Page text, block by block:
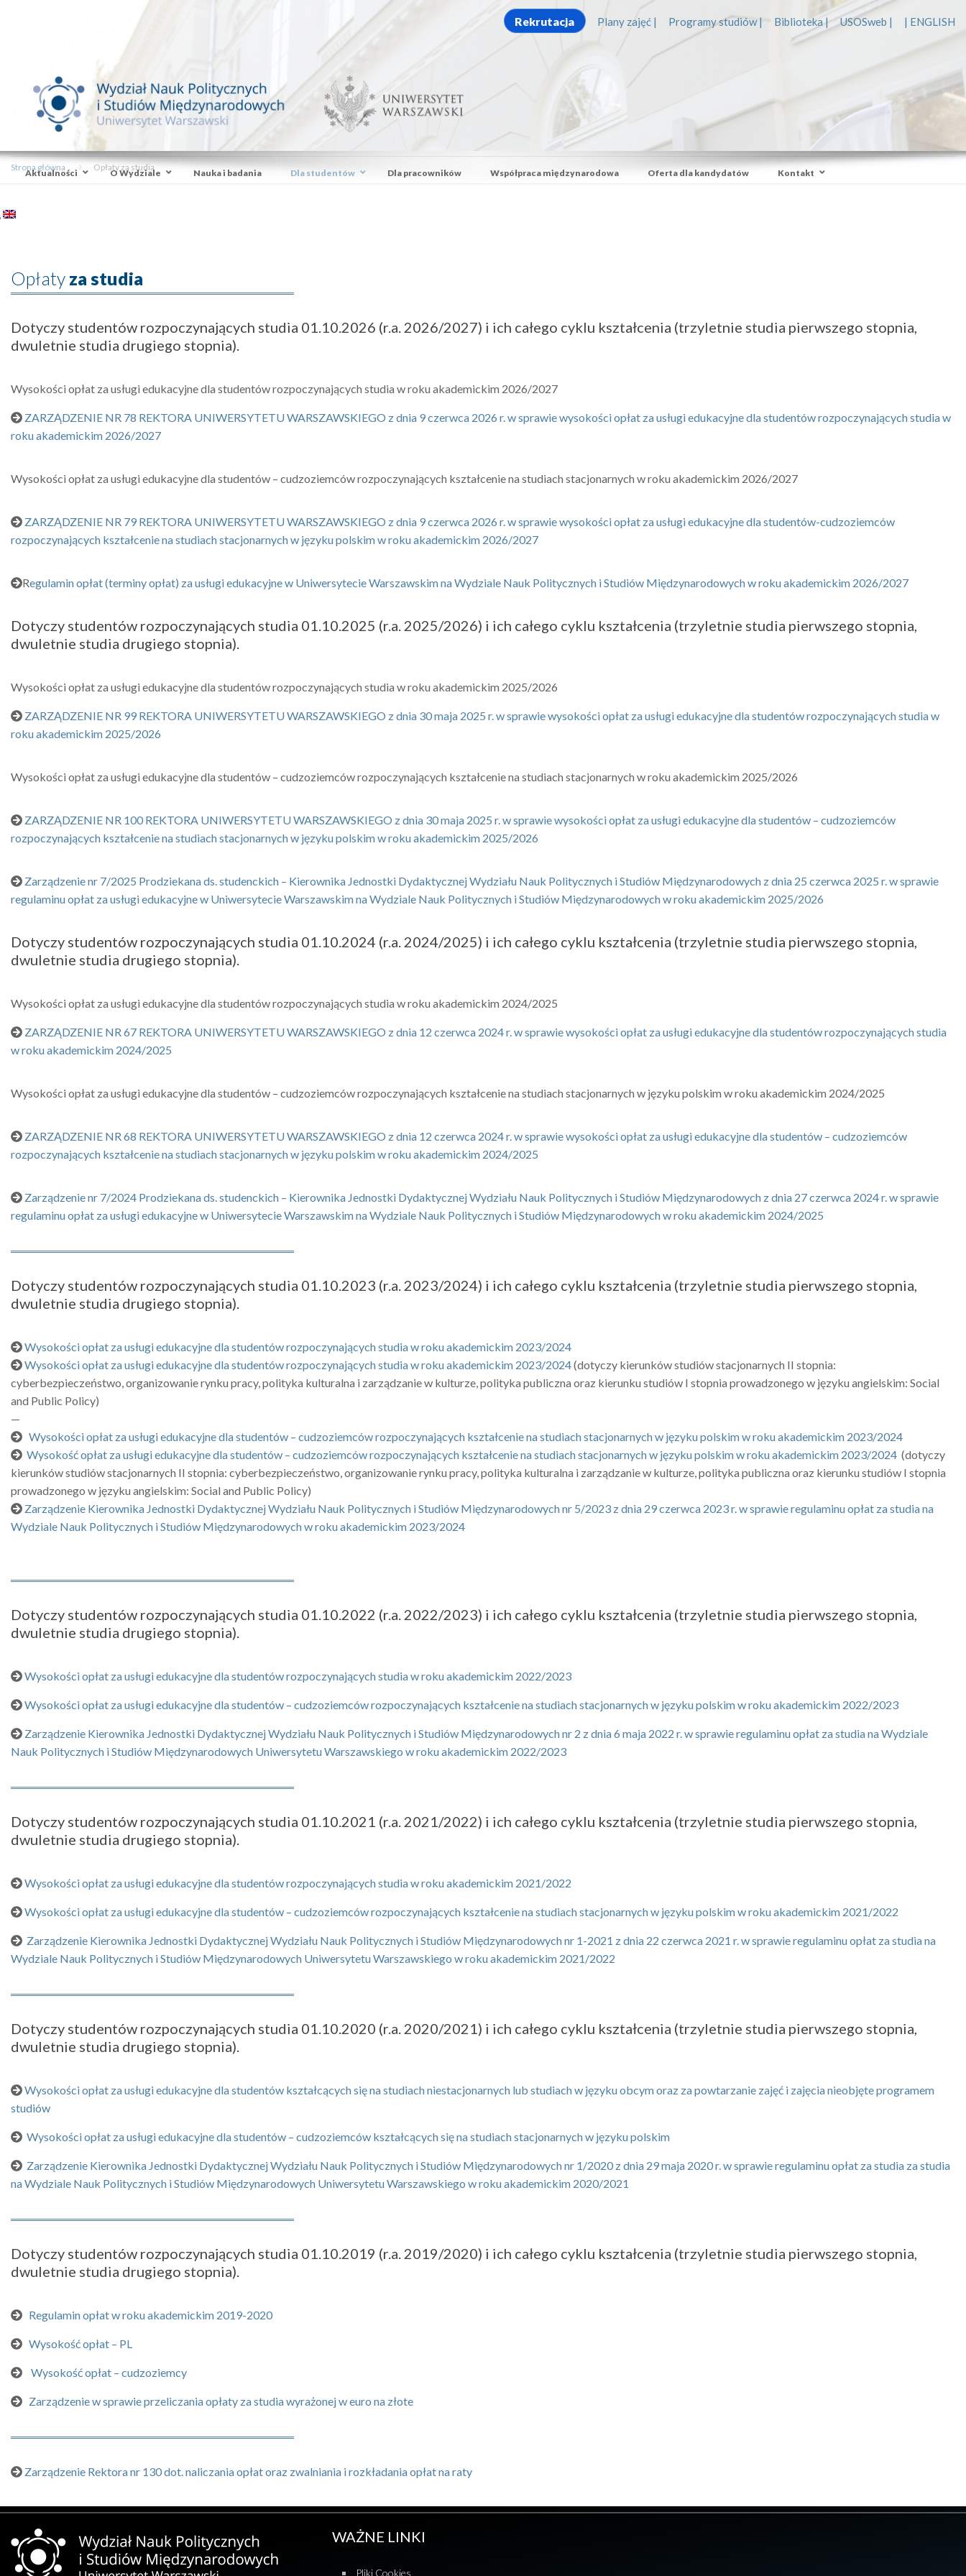
Rekrutacja Plany zajęć | Programy studiów | Biblioteka | USOSweb | | ENGLISH
Aktualności O Wydziale Nauka i badania Dla studentów Dla pracowników Współpraca międzynarodowa Oferta dla kandydatów Kontakt
Strona główna Opłaty za studia
Opłaty za studia
Dotyczy studentów rozpoczynających studia 01.10.2026 (r.a. 2026/2027) i ich całego cyklu kształcenia (trzyletnie studia pierwszego stopnia,
dwuletnie studia drugiego stopnia).
Wysokości opłat za usługi edukacyjne dla studentów rozpoczynających studia w roku akademickim 2026/2027
ZARZĄDZENIE NR 78 REKTORA UNIWERSYTETU WARSZAWSKIEGO z dnia 9 czerwca 2026 r. w sprawie wysokości opłat za usługi edukacyjne dla studentów rozpoczynających studia w
roku akademickim 2026/2027
Wysokości opłat za usługi edukacyjne dla studentów – cudzoziemców rozpoczynających kształcenie na studiach stacjonarnych w roku akademickim 2026/2027
ZARZĄDZENIE NR 79 REKTORA UNIWERSYTETU WARSZAWSKIEGO z dnia 9 czerwca 2026 r. w sprawie wysokości opłat za usługi edukacyjne dla studentów-cudzoziemców
rozpoczynających kształcenie na studiach stacjonarnych w języku polskim w roku akademickim 2026/2027
Regulamin opłat (terminy opłat) za usługi edukacyjne w Uniwersytecie Warszawskim na Wydziale Nauk Politycznych i Studiów Międzynarodowych w roku akademickim 2026/2027
Dotyczy studentów rozpoczynających studia 01.10.2025 (r.a. 2025/2026) i ich całego cyklu kształcenia (trzyletnie studia pierwszego stopnia,
dwuletnie studia drugiego stopnia).
Wysokości opłat za usługi edukacyjne dla studentów rozpoczynających studia w roku akademickim 2025/2026
ZARZĄDZENIE NR 99 REKTORA UNIWERSYTETU WARSZAWSKIEGO z dnia 30 maja 2025 r. w sprawie wysokości opłat za usługi edukacyjne dla studentów rozpoczynających studia w
roku akademickim 2025/2026
Wysokości opłat za usługi edukacyjne dla studentów – cudzoziemców rozpoczynających kształcenie na studiach stacjonarnych w roku akademickim 2025/2026
ZARZĄDZENIE NR 100 REKTORA UNIWERSYTETU WARSZAWSKIEGO z dnia 30 maja 2025 r. w sprawie wysokości opłat za usługi edukacyjne dla studentów – cudzoziemców
rozpoczynających kształcenie na studiach stacjonarnych w języku polskim w roku akademickim 2025/2026
Zarządzenie nr 7/2025 Prodziekana ds. studenckich – Kierownika Jednostki Dydaktycznej Wydziału Nauk Politycznych i Studiów Międzynarodowych z dnia 25 czerwca 2025 r. w sprawie
regulaminu opłat za usługi edukacyjne w Uniwersytecie Warszawskim na Wydziale Nauk Politycznych i Studiów Międzynarodowych w roku akademickim 2025/2026
Dotyczy studentów rozpoczynających studia 01.10.2024 (r.a. 2024/2025) i ich całego cyklu kształcenia (trzyletnie studia pierwszego stopnia,
dwuletnie studia drugiego stopnia).
Wysokości opłat za usługi edukacyjne dla studentów rozpoczynających studia w roku akademickim 2024/2025
ZARZĄDZENIE NR 67 REKTORA UNIWERSYTETU WARSZAWSKIEGO z dnia 12 czerwca 2024 r. w sprawie wysokości opłat za usługi edukacyjne dla studentów rozpoczynających studia
w roku akademickim 2024/2025
Wysokości opłat za usługi edukacyjne dla studentów – cudzoziemców rozpoczynających kształcenie na studiach stacjonarnych w języku polskim w roku akademickim 2024/2025
ZARZĄDZENIE NR 68 REKTORA UNIWERSYTETU WARSZAWSKIEGO z dnia 12 czerwca 2024 r. w sprawie wysokości opłat za usługi edukacyjne dla studentów – cudzoziemców
rozpoczynających kształcenie na studiach stacjonarnych w języku polskim w roku akademickim 2024/2025
Zarządzenie nr 7/2024 Prodziekana ds. studenckich – Kierownika Jednostki Dydaktycznej Wydziału Nauk Politycznych i Studiów Międzynarodowych z dnia 27 czerwca 2024 r. w sprawie
regulaminu opłat za usługi edukacyjne w Uniwersytecie Warszawskim na Wydziale Nauk Politycznych i Studiów Międzynarodowych w roku akademickim 2024/2025
Dotyczy studentów rozpoczynających studia 01.10.2023 (r.a. 2023/2024) i ich całego cyklu kształcenia (trzyletnie studia pierwszego stopnia,
dwuletnie studia drugiego stopnia).
Wysokości opłat za usługi edukacyjne dla studentów rozpoczynających studia w roku akademickim 2023/2024
Wysokości opłat za usługi edukacyjne dla studentów rozpoczynających studia w roku akademickim 2023/2024(dotyczy kierunków studiówstacjonarnych II stopnia:
cyberbezpieczeństwo,organizowanie rynku pracy,polityka kulturalna i zarządzanie w kulturze, polityka publiczna oraz kierunkustudiów I stopnia prowadzonego w językuangielskim: Social
and Public Policy)
—
Wysokości opłat za usługi edukacyjne dla studentów – cudzoziemców rozpoczynających kształcenie na studiach stacjonarnych w języku polskim w roku akademickim 2023/2024
Wysokość opłat za usługi edukacyjne dla studentów – cudzoziemców rozpoczynających kształcenie na studiach stacjonarnych w języku polskim w roku akademickim 2023/2024 (dotyczy
kierunków studiówstacjonarnych II stopnia: cyberbezpieczeństwo,organizowanie rynku pracy,polityka kulturalna i zarządzanie w kulturze, polityka publiczna oraz kierunkustudiów I stopnia
prowadzonego w językuangielskim: Social and Public Policy)
Zarządzenie Kierownika Jednostki Dydaktycznej Wydziału Nauk Politycznych i Studiów Międzynarodowych nr 5/2023 z dnia 29 czerwca 2023 r. w sprawie regulaminu opłat za studia na
Wydziale Nauk Politycznych i Studiów Międzynarodowych w roku akademickim 2023/2024
Dotyczy studentów rozpoczynających studia 01.10.2022 (r.a. 2022/2023) i ich całego cyklu kształcenia (trzyletnie studia pierwszego stopnia,
dwuletnie studia drugiego stopnia).
Wysokości opłat za usługi edukacyjne dla studentów rozpoczynających studia w roku akademickim 2022/2023
Wysokości opłat za usługi edukacyjne dla studentów – cudzoziemców rozpoczynających kształcenie na studiach stacjonarnych w języku polskim w roku akademickim 2022/2023
Zarządzenie Kierownika Jednostki Dydaktycznej Wydziału Nauk Politycznych i Studiów Międzynarodowych nr 2 z dnia 6 maja 2022 r. w sprawie regulaminu opłat za studia na Wydziale
Nauk Politycznych i Studiów Międzynarodowych Uniwersytetu Warszawskiego w roku akademickim 2022/2023
Dotyczy studentów rozpoczynających studia 01.10.2021 (r.a. 2021/2022) i ich całego cyklu kształcenia (trzyletnie studia pierwszego stopnia,
dwuletnie studia drugiego stopnia).
Wysokości opłat za usługi edukacyjne dla studentów rozpoczynających studia w roku akademickim 2021/2022
Wysokości opłat za usługi edukacyjne dla studentów – cudzoziemców rozpoczynających kształcenie na studiach stacjonarnych w języku polskim w roku akademickim 2021/2022
Zarządzenie Kierownika Jednostki Dydaktycznej Wydziału Nauk Politycznych i Studiów Międzynarodowych nr 1-2021 z dnia 22 czerwca 2021 r. w sprawie regulaminu opłat za studia na
Wydziale Nauk Politycznych i Studiów Międzynarodowych Uniwersytetu Warszawskiego w roku akademickim 2021/2022
Dotyczy studentów rozpoczynających studia 01.10.2020 (r.a. 2020/2021) i ich całego cyklu kształcenia (trzyletnie studia pierwszego stopnia,
dwuletnie studia drugiego stopnia).
Wysokości opłat za usługi edukacyjne dla studentów kształcących się na studiach niestacjonarnych lub studiach w języku obcym oraz za powtarzanie zajęć i zajęcia nieobjęte programem
studiów
Wysokości opłat za usługi edukacyjne dla studentów – cudzoziemców kształcących się na studiach stacjonarnych w języku polskim
Zarządzenie Kierownika Jednostki Dydaktycznej Wydziału Nauk Politycznych i Studiów Międzynarodowych nr 1/2020 z dnia 29 maja 2020 r. w sprawie regulaminu opłat za studia za studia
na Wydziale Nauk Politycznych i Studiów Międzynarodowych Uniwersytetu Warszawskiego w roku akademickim 2020/2021
Dotyczy studentów rozpoczynających studia 01.10.2019 (r.a. 2019/2020) i ich całego cyklu kształcenia (trzyletnie studia pierwszego stopnia,
dwuletnie studia drugiego stopnia).
Regulamin opłat w roku akademickim 2019-2020
Wysokość opłat – PL
Wysokość opłat – cudzoziemcy
Zarządzenie w sprawie przeliczania opłaty za studia wyrażonej w euro na złote
Zarządzenie Rektora nr 130 dot. naliczania opłat oraz zwalniania i rozkładania opłat na raty
WAŻNE LINKI
Pliki Cookies